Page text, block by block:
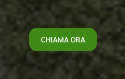
CHIAMA ORA